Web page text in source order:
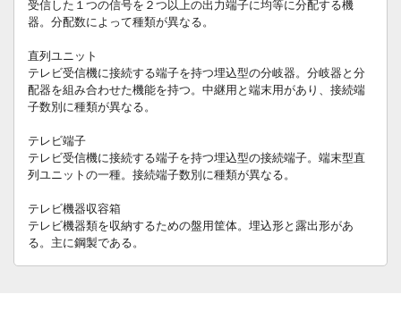
受信した１つの信号を２つ以上の出力端子に均等に分配する機
器。分配数によって種類が異なる。
直列ユニット
テレビ受信機に接続する端子を持つ埋込型の分岐器。分岐器と分
配器を組み合わせた機能を持つ。中継用と端末用があり、接続端
子数別に種類が異なる。
テレビ端子
テレビ受信機に接続する端子を持つ埋込型の接続端子。端末型直
列ユニットの一種。接続端子数別に種類が異なる。
テレビ機器収容箱
テレビ機器類を収納するための盤用筐体。埋込形と露出形があ
る。主に鋼製である。